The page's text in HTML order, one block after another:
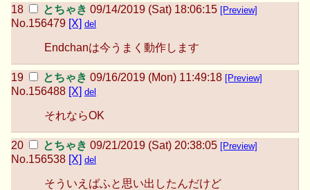
とちゃき 09/14/2019 (Sat) 18:06:15 [Preview]
No.156479 [X] del
Endchanは今うまく動作します
とちゃき 09/16/2019 (Mon) 11:49:18 [Preview]
No.156488 [X] del
それならOK
とちゃき 09/21/2019 (Sat) 20:38:05 [Preview]
No.156538 [X] del
そういえばふと思い出したんだけど